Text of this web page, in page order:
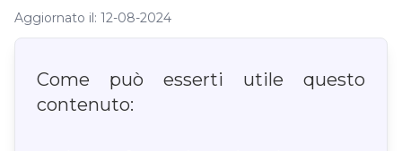
Aggiornato il: 12-08-2024
Come può esserti utile questo
contenuto: